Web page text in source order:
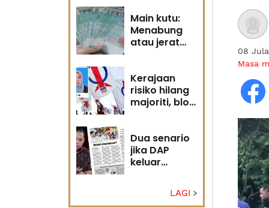
Main kutu:
Menabung
atau jerat
Kerajaan
risiko hilang
majoriti, blok
semula
Dua senario
jika DAP
keluar
LAGI
08
Masa